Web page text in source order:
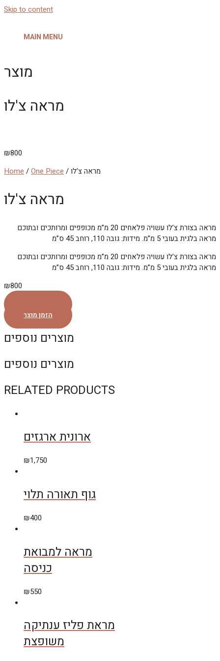
Skip to content
MAIN MENU
מוצר
מראה צ'לו
₪800
Home /One Piece / מראה צ’לו
מראה צ'לו
מראה בצורת צ’לו עשויה פלאחים 20 מ”מ מכופפים ומרותכים ובתוכם
מראה בלגית בעובי 5 מ”מ. מידות: גובה 110, רוחב 45 ס”מ
מראה בצורת צ’לו עשויה פלאחים 20 מ”מ מכופפים ומרותכים ובתוכם
מראה בלגית בעובי 5 מ”מ. מידות: גובה 110, רוחב 45 ס”מ
₪800
הזמן מוצר
מוצרים נוספים
מוצרים נוספים
RELATED PRODUCTS
ארונית ארגזים
₪1,750
גוף תאורה תלוי
₪400
מראה למבואת
כניסה
₪550
מראת פליז ענתיקה
משופצת